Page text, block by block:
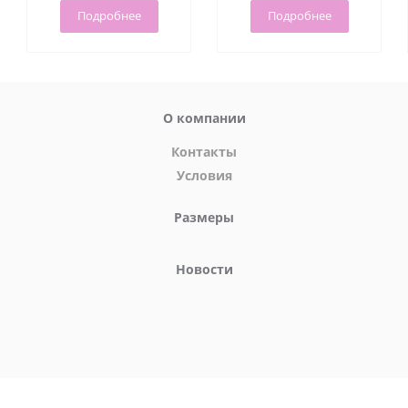
Условия хранения:хранить при температуре от +5 °С до
Подробнее Подробнее
О компании
Контакты
Условия
Размеры
Новости